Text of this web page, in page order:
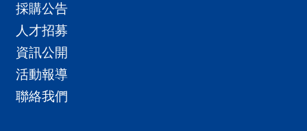
採購公告
人才招募
資訊公開
活動報導
聯絡我們